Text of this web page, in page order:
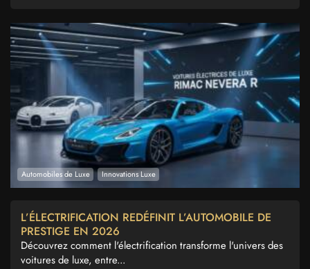
Automobiles de Luxe Innovations Luxe
L’ÉLECTRIFICATION REDÉFINIT L’AUTOMOBILE DE
PRESTIGE EN 2026
Découvrez comment l'électrification transforme l'univers des
voitures de luxe, entre...